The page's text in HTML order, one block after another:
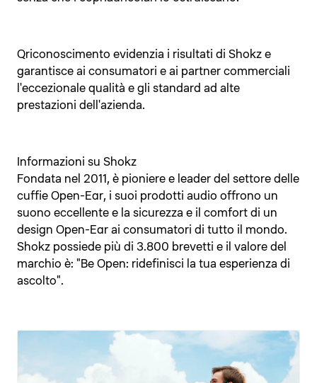
Il tuo carrello è vuoto
Hai un account?
per un check-out più veloce.
Qriconoscimento evidenzia i risultati di Shokz e
garantisce ai consumatori e ai partner commerciali
l'eccezionale qualità e gli standard ad alte
prestazioni dell'azienda.
Informazioni su Shokz
Fondata nel 2011, è pioniere e leader del settore delle
cuffie Open-Ear, i suoi prodotti audio offrono un
suono eccellente e la sicurezza e il comfort di un
design Open-Ear ai consumatori di tutto il mondo.
Shokz possiede più di 3.800 brevetti e il valore del
marchio è: "Be Open: ridefinisci la tua esperienza di
ascolto".